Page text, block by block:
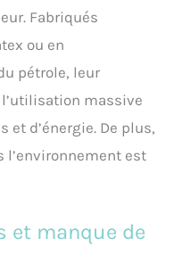
Fabriqués
ou en
pétrole, leur
massive
d’énergie. De plus,
l’environnement est
et manque de